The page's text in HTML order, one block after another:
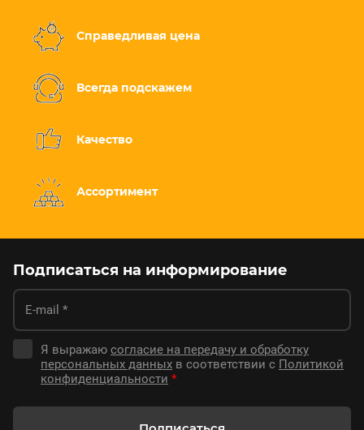
Справедливая цена
Всегда подскажем
Качество
Ассортимент
Подписаться на информирование
Я выражаю согласие на передачу и обработку
персональных данных в соответствии с Политикой
конфиденциальности *